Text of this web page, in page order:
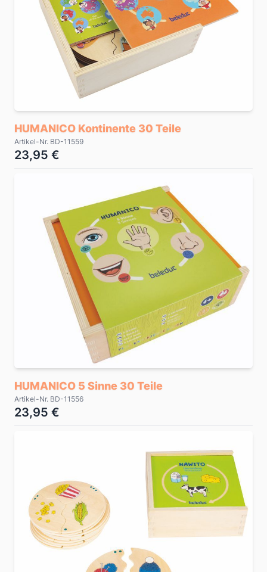
HUMANICO Kontinente 30 Teile
Artikel-Nr. BD-11559
23,95 €
HUMANICO 5 Sinne 30 Teile
Artikel-Nr. BD-11556
23,95 €